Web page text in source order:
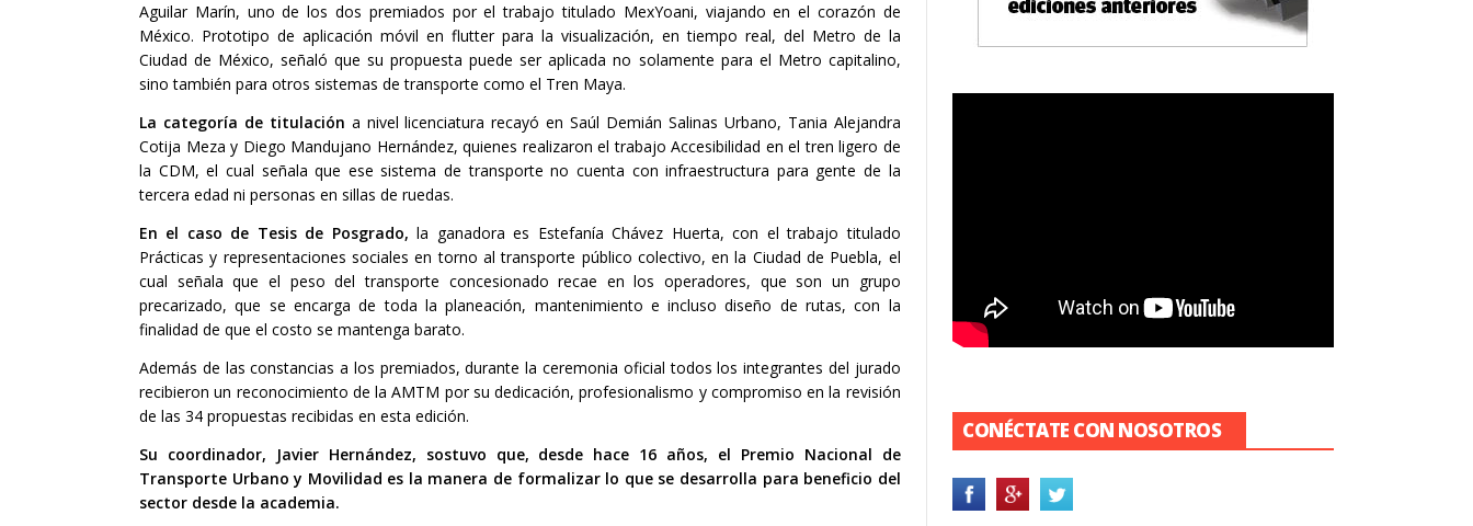
Aguilar Marín, uno de los dos premiados por el trabajo titulado MexYoani, viajando en el corazón de
México. Prototipo de aplicación móvil en flutter para la visualización, en tiempo real, del Metro de la
Ciudad de México, señaló que su propuesta puede ser aplicada no solamente para el Metro capitalino,
sino también para otros sistemas de transporte como el Tren Maya.
La categoría de titulación a nivel licenciatura recayó en Saúl Demián Salinas Urbano, Tania Alejandra
Cotija Meza y Diego Mandujano Hernández, quienes realizaron el trabajo Accesibilidad en el tren ligero de
la CDM, el cual señala que ese sistema de transporte no cuenta con infraestructura para gente de la
tercera edad ni personas en sillas de ruedas.
En el caso de Tesis de Posgrado, la ganadora es Estefanía Chávez Huerta, con el trabajo titulado
Prácticas y representaciones sociales en torno al transporte público colectivo, en la Ciudad de Puebla, el
cual señala que el peso del transporte concesionado recae en los operadores, que son un grupo
precarizado, que se encarga de toda la planeación, mantenimiento e incluso diseño de rutas, con la
finalidad de que el costo se mantenga barato.
Además de las constancias a los premiados, durante la ceremonia oficial todos los integrantes del jurado
recibieron un reconocimiento de la AMTM por su dedicación, profesionalismo y compromiso en la revisión
de las 34 propuestas recibidas en esta edición.
Su coordinador, Javier Hernández, sostuvo que, desde hace 16 años, el Premio Nacional de
Transporte Urbano y Movilidad es la manera de formalizar lo que se desarrolla para beneficio del
sector desde la academia.
CONÉCTATE CON NOSOTROS